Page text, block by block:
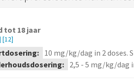
tot 18 jaar
[12]
10 mg/kg/dag in 2 doses.
2,5 - 5 mg/kg/dag